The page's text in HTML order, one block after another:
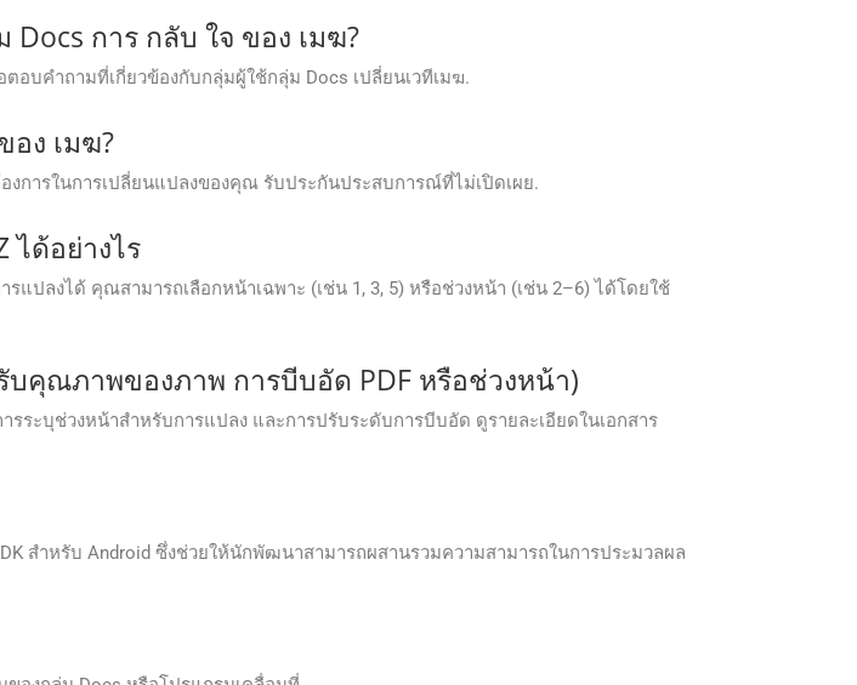
การ กลับ ใจ ของ เมฆ?
อบคําถามที่เกี่ยวข้องกับกลุ่มผู้ใช้กลุ่ม Docs เปลี่ยนเวทีเมฆ.
ง เมฆ?
การในการเปลี่ยนแปลงของคุณ รับประกันประสบการณ์ที่ไม่เปิดเผย.
ได้อย่างไร
ปลงได้ คุณสามารถเลือกหน้าเฉพาะ (เช่น 1, 3, 5) หรือช่วงหน้า (เช่น 2–6) ได้โดยใช้
คุณภาพของภาพ การบีบอัด PDF หรือช่วงหน้า)
ระบุช่วงหน้าสำหรับการแปลง และการปรับระดับการบีบอัด ดูรายละเอียดในเอกสาร
สำหรับ Android ซึ่งช่วยให้นักพัฒนาสามารถผสานรวมความสามารถในการประมวลผล